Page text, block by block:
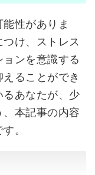
性がありま
け、ストレス
ンを意識する
ることができ
るあなたが、少
本記事の内容
。